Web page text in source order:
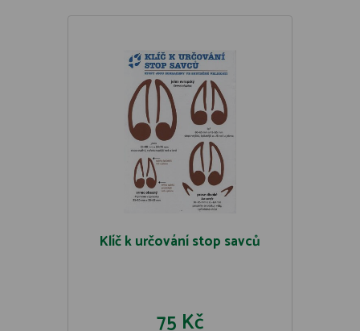
Klíč k určování stop savců
75 Kč